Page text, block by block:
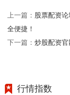
上一篇： 股票配资
全便捷！
下一篇： 炒股配资
行情指数